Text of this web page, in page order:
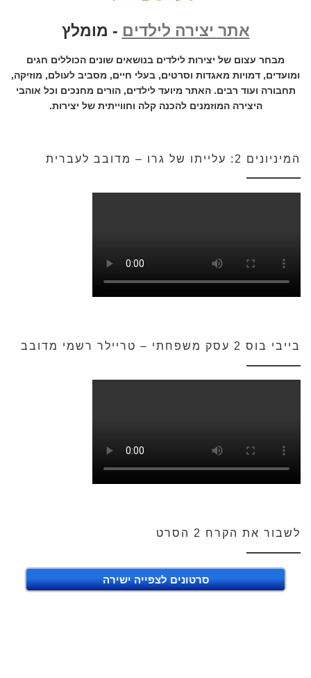
אתר יצירה לילדים - מומלץ
מבחר עצום של יצירות לילדים בנושאים שונים הכוללים חגים
ומועדים, דמויות מאגדות וסרטים, בעלי חיים, מסביב לעולם, מוזיקה,
תחבורה ועוד רבים. האתר מיועד לילדים, הורים מחנכים וכל אוהבי
היצירה המוזמנים להכנה קלה וחווייתית של יצירות.
המיניונים 2: עלייתו של גרו – מדובב לעברית
בייבי בוס 2 עסק משפחתי – טריילר רשמי מדובב
לשבור את הקרח 2 הסרט
סרטונים לצפייה ישירה